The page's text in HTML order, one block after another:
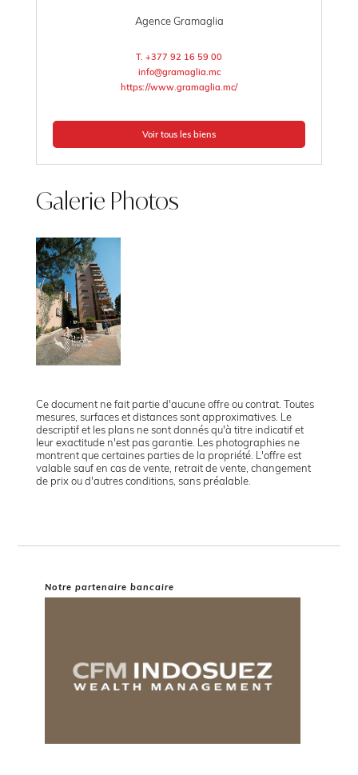
Agence Gramaglia
T. +377 92 16 59 00
info@gramaglia.mc
https://www.gramaglia.mc/
Voir tous les biens
Galerie Photos
Ce document ne fait partie d'aucune offre ou contrat. Toutes
mesures, surfaces et distances sont approximatives. Le
descriptif et les plans ne sont donnés qu'à titre indicatif et
leur exactitude n'est pas garantie. Les photographies ne
montrent que certaines parties de la propriété. L'offre est
valable sauf en cas de vente, retrait de vente, changement
de prix ou d'autres conditions, sans préalable.
Notre partenaire bancaire